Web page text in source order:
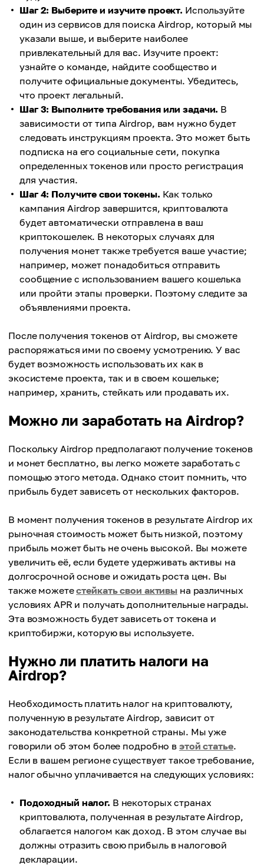
Шаг 2: Выберите и изучите проект. Используйте
один из сервисов для поиска Аirdrop, который мы
указали выше, и выберите наиболее
привлекательный для вас. Изучите проект:
узнайте о команде, найдите сообщество и
получите официальные документы. Убедитесь,
что проект легальный.
Шаг 3: Выполните требования или задачи. В
зависимости от типа Аirdrop, вам нужно будет
следовать инструкциям проекта. Это может быть
подписка на его социальные сети, покупка
определенных токенов или просто регистрация
для участия.
Шаг 4: Получите свои токены. Как только
кампания Аirdrop завершится, криптовалюта
будет автоматически отправлена в ваш
криптокошелек. В некоторых случаях для
получения монет также требуется ваше участие;
например, может понадобиться отправить
сообщение с использованием вашего кошелька
или пройти этапы проверки. Поэтому следите за
объявлениями проекта.
После получения токенов от Аirdrop, вы сможете
распоряжаться ими по своему усмотрению. У вас
будет возможность использовать их как в
экосистеме проекта, так и в своем кошельке;
например, хранить, стейкать или продавать их.
Можно ли заработать на Аirdrop?
Поскольку Аirdrop предполагают получение токенов
и монет бесплатно, вы легко можете заработать с
помощью этого метода. Однако стоит помнить, что
прибыль будет зависеть от нескольких факторов.
В момент получения токенов в результате Аirdrop их
рыночная стоимость может быть низкой, поэтому
прибыль может быть не очень высокой. Вы можете
увеличить её, если будете удерживать активы на
долгосрочной основе и ожидать роста цен. Вы
также можетестейкать свои активы на различных
условиях APR и получать дополнительные награды.
Эта возможность будет зависеть от токена и
криптобиржи, которую вы используете.
Нужно ли платить налоги на
Аirdrop?
Необходимость платить налог на криптовалюту,
полученную в результате Аirdrop, зависит от
законодательства конкретной страны. Мы уже
говорили об этом более подробно в этой статье.
Если в вашем регионе существует такое требование,
налог обычно уплачивается на следующих условиях:
Подоходный налог. В некоторых странах
криптовалюта, полученная в результате Аirdrop,
облагается налогом как доход. В этом случае вы
должны отразить свою прибыль в налоговой
декларации.